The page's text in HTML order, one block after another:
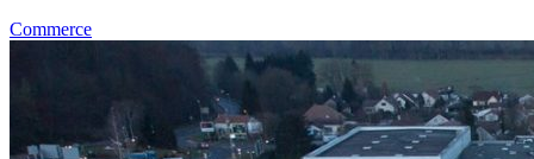
Commerce